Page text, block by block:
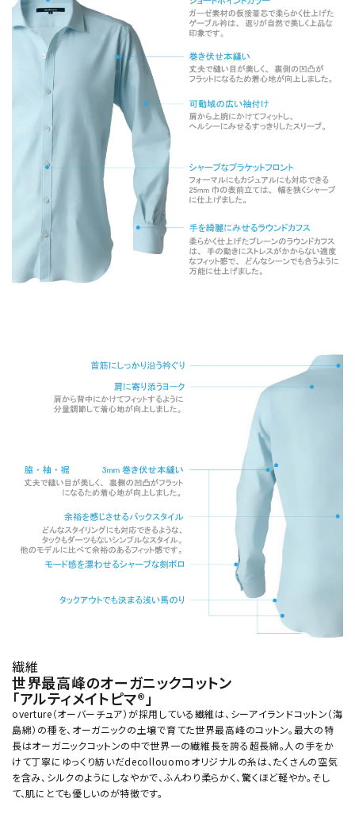
繊維
世界最高峰のオーガニックコットン
「アルティメイトピマ®」
overture（オーバーチュア）が採用している繊維は、シーアイランドコットン（海
島綿）の種を、オーガニックの土壌で育てた世界最高峰のコットン。最大の特
長はオーガニックコットンの中で世界一の繊維長を誇る超長綿。人の手をか
けて丁寧にゆっくり紡いだdecollouomoオリジナルの糸は、たくさんの空気
を含み、シルクのようにしなやかで、ふんわり柔らかく、驚くほど軽やか。そし
て、肌にとても優しいのが特徴です。